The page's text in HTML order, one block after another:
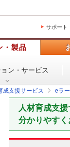
サポート
・製品
ン・ サービス
成支援サービス eラ
人材育成支
分かりやすく